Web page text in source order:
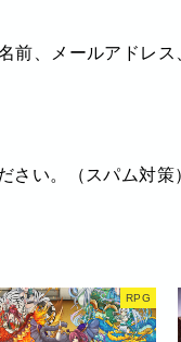
、メールアドレス
さい。（スパム対策
RPG